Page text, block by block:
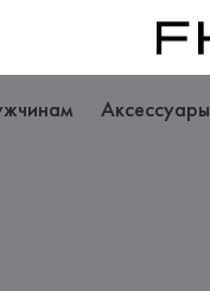
Аксессуары